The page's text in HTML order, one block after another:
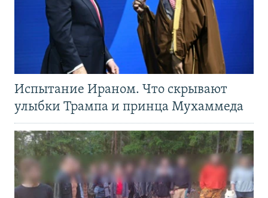
Испытание Ираном. Что скрывают
улыбки Трампа и принца Мухаммеда